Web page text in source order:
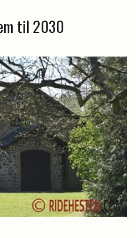
til 2030